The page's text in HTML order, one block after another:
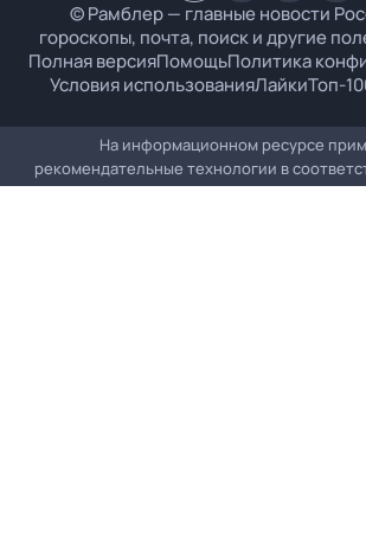
© Рамблер — главные новости
гороскопы, почта, поиск и другие
Полная версияПомощьПолитика
Условия использованияЛайкиТоп-
На информационном ресурсе
рекомендательные технологии в